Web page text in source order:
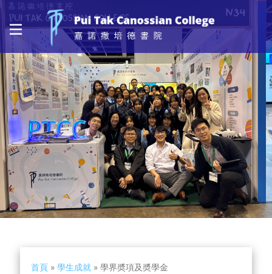
首頁 » 學生成就 » 學界奬項及奬學金